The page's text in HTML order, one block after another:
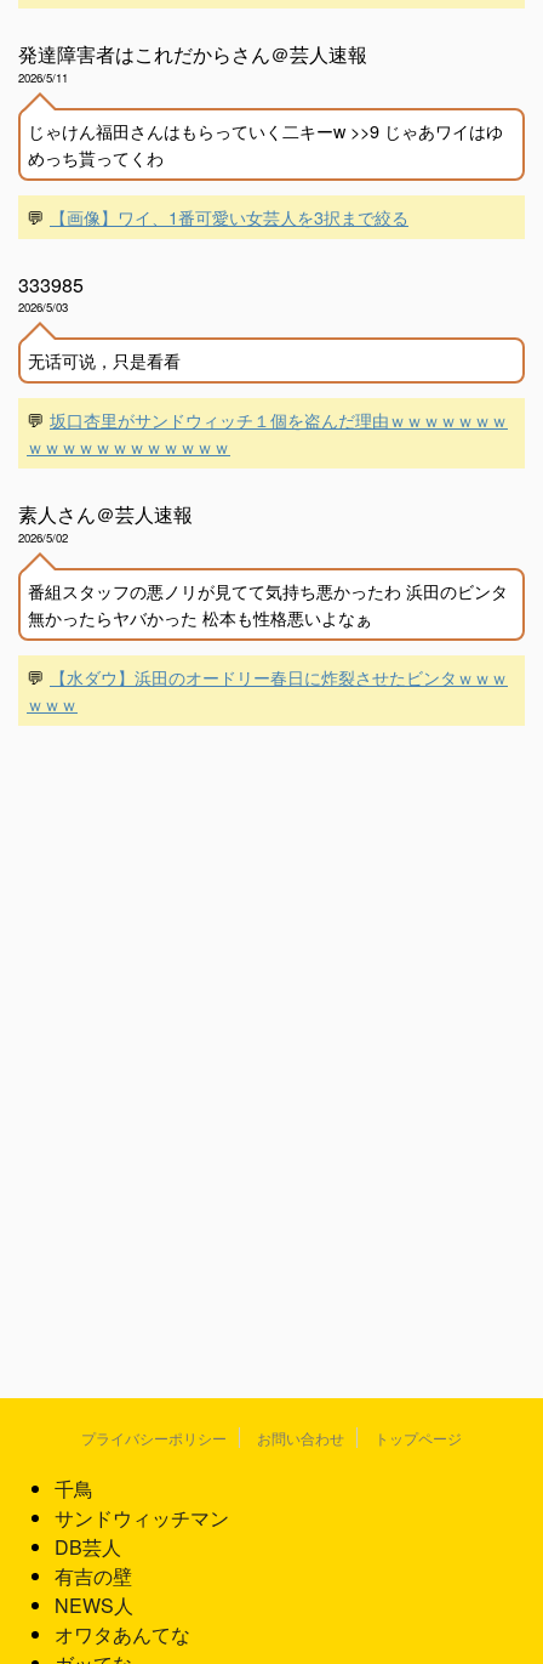
発達障害者はこれだからさん＠芸人速報
2026/5/11
じゃけん福田さんはもらっていく二キーw >>9 じゃあワイはゆ
めっち貰ってくわ
💬 【画像】ワイ、1番可愛い女芸人を3択まで絞る
333985
2026/5/03
无话可说，只是看看
💬 坂口杏里がサンドウィッチ１個を盗んだ理由ｗｗｗｗｗｗｗ
ｗｗｗｗｗｗｗｗｗｗｗｗ
素人さん＠芸人速報
2026/5/02
番組スタッフの悪ノリが見てて気持ち悪かったわ 浜田のビンタ
無かったらヤバかった 松本も性格悪いよなぁ
💬
【水ダウ】浜田のオードリー春日に炸裂させたビンタｗｗｗ
ｗｗｗ
プライバシーポリシー お問い合わせ トップページ
千鳥
サンドウィッチマン
DB芸人
有吉の壁
NEWS人
オワタあんてな